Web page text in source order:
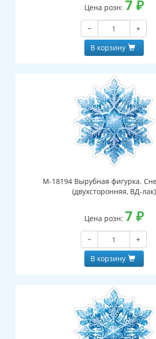
Цена розн: 7 ₽
−
+
В корзину
М-18194 Вырубная фигурка.
(двухсторонняя, ВД-лак)
Цена розн: 7 ₽
−
+
В корзину